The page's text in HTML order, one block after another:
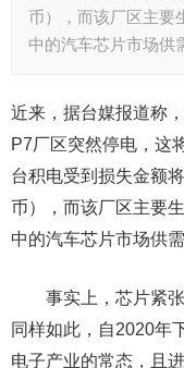
币），而该厂区主要
中的汽车芯片市场供
近来，据台媒报道称
P7厂区突然停电，这
台积电受到损失金额
币），而该厂区主要
中的汽车芯片市场供
事实上，芯片紧张
同样如此，自2020年
电子产业的常态，且